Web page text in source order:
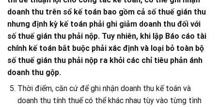
doanh thu trên sổ kế toán bao gồm cả số thuế gián thu
nhưng định kỳ kế toán phải ghi giảm doanh thu đối với
số thuế gián thu phải nộp. Tuy nhiên, khi lập Báo cáo tài
chính kế toán bắt buộc phải xác định và loại bỏ toàn bộ
số thuế gián thu phải nộp ra khỏi các chỉ tiêu phản ánh
doanh thu gộp.
Thời điểm, căn cứ để ghi nhận doanh thu kế toán và
doanh thu tính thuế có thể khác nhau tùy vào từng tình